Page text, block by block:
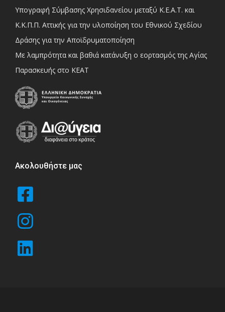
Υπογραφή Σύμβασης Χρησιδανείου μεταξύ Κ.Ε.Α.Τ. και
Κ.Κ.Π.Π. Αττικής για την υλοποίηση του Εθνικού Σχεδίου
Δράσης για την Αποϊδρυματοποίηση
Με λαμπρότητα και βαθιά κατάνυξη ο εορτασμός της Αγίας
Παρασκευής στο ΚΕΑΤ
Ακολουθήστε μας